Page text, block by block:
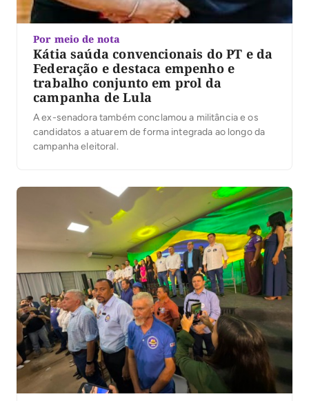
Por meio de nota
Kátia saúda convencionais do PT e da
Federação e destaca empenho e
trabalho conjunto em prol da
campanha de Lula
A ex-senadora também conclamou a militância e os
candidatos a atuarem de forma integrada ao longo da
campanha eleitoral.